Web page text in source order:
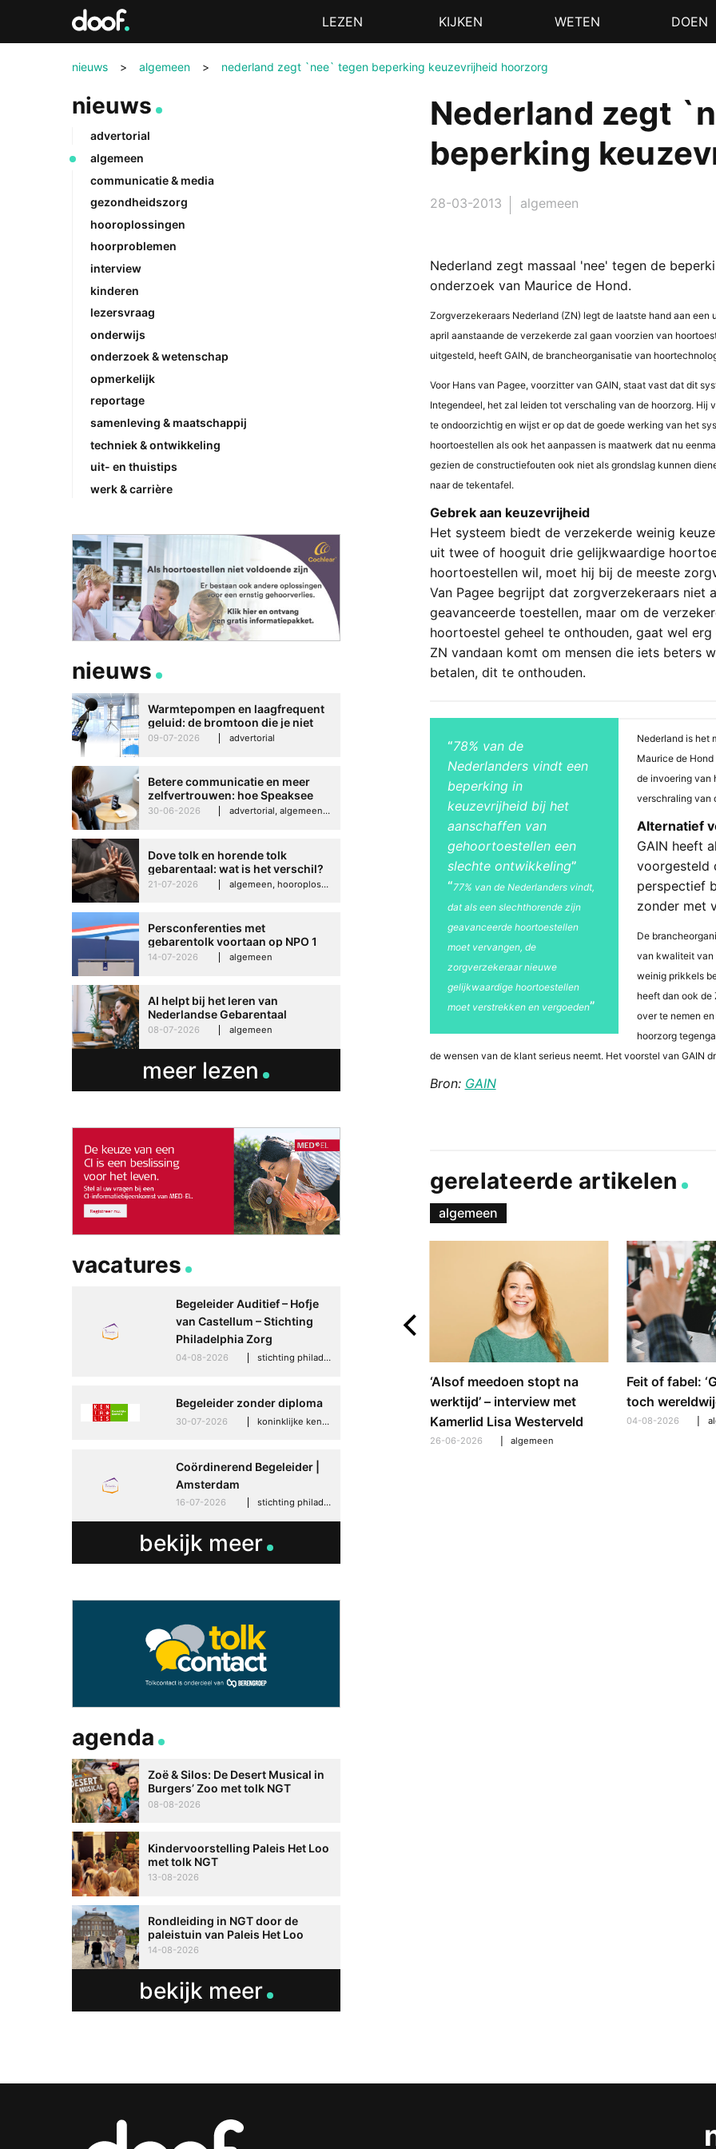
MenuLEZEN KIJKEN WETEN DOEN
nieuws > algemeen > nederland zegt `nee` tegen beperking keuzevrijheid hoorzorg
Nederland zegt
beperking
28-03-2013 algemeen
Nederland zegt massaal 'nee' tegen de
onderzoek van Maurice de Hond.
Zorgverzekeraars Nederland (ZN) legt de laatste hand aan
april aanstaande de verzekerde zal gaan voorzien van
uitgesteld, heeft GAIN, de brancheorganisatie van
Voor Hans van Pagee, voorzitter van GAIN, staat vast dat dit
Integendeel, het zal leiden tot verschaling van de hoorzorg.
te ondoorzichtig en wijst er op dat de goede werking van het
hoortoestellen als ook het aanpassen is maatwerk dat nu
gezien de constructiefouten ook niet als grondslag kunnen
naar de tekentafel.
Gebrek aan keuzevrijheid
Het systeem biedt de verzekerde weinig
uit twee of hooguit drie gelijkwaardige
hoortoestellen wil, moet hij bij de meeste
Van Pagee begrijpt dat zorgverzekeraars niet
geavanceerde toestellen, maar om de
hoortoestel geheel te onthouden, gaat wel
ZN vandaan komt om mensen die iets beters
betalen, dit te onthouden.
78% van de
Nederlanders vindt een
beperking in
keuzevrijheid bij het
aanschaffen van
gehoortoestellen een
slechte ontwikkeling
77% van de Nederlanders vindt,
dat als een slechthorende zijn
geavanceerde hoortoestellen
moet vervangen, de
zorgverzekeraar nieuwe
gelijkwaardige hoortoestellen
moet verstrekken en vergoeden
Nederland is het
Maurice de
de invoering van
verschraling van
Alternatief
GAIN heeft
voorgesteld
perspectief
zonder met
De
van kwaliteit van
weinig prikkels
heeft dan ook
over te nemen
hoorzorg
de wensen van de klant serieus neemt. Het voorstel van GAIN
Bron: GAIN
gerelateerde artikelen
algemeen
Feit of fabel:
toch
04-08-2026
meer zelfvertrouwen: hoe
Speaksee Imelda helpt om te
30-06-2026 advertorial
‘Alsof meedoen stopt na
werktijd’ – interview met
Kamerlid Lisa Westerveld
26-06-2026 algemeen
nieuws
advertorial
algemeen
communicatie & media
gezondheidszorg
hooroplossingen
hoorproblemen
interview
kinderen
lezersvraag
onderwijs
onderzoek & wetenschap
opmerkelijk
reportage
samenleving & maatschappij
techniek & ontwikkeling
uit- en thuistips
werk & carrière
nieuws
Warmtepompen en laagfrequent
geluid: de bromtoon die je niet
kunt negeren
09-07-2026 advertorial
Betere communicatie en meer
zelfvertrouwen: hoe Speaksee
Imelda helpt om te groeien in
30-06-2026 advertorial, algemeen, hooroplossingen, interview
Dove tolk en horende tolk
gebarentaal: wat is het verschil?
21-07-2026 algemeen, hooroplossingen, hoorproblemen, samenleving & maatschappij
Persconferenties met
gebarentolk voortaan op NPO 1
Extra
14-07-2026 algemeen
AI helpt bij het leren van
Nederlandse Gebarentaal
08-07-2026 algemeen
meer lezen
vacatures
Begeleider Auditief – Hofje
van Castellum – Stichting
Philadelphia Zorg
04-08-2026 stichting philadelphia zorg, den haag
Begeleider zonder diploma
30-07-2026 koninklijke kentalis, scheveningen
Coördinerend Begeleider |
Amsterdam
16-07-2026 stichting philadelphia zorg, amsterdam
bekijk meer
agenda
Zoë & Silos: De Desert Musical in
Burgers’ Zoo met tolk NGT
08-08-2026
Kindervoorstelling Paleis Het Loo
met tolk NGT
13-08-2026
Rondleiding in NGT door de
paleistuin van Paleis Het Loo
14-08-2026
bekijk meer
Doof.nl